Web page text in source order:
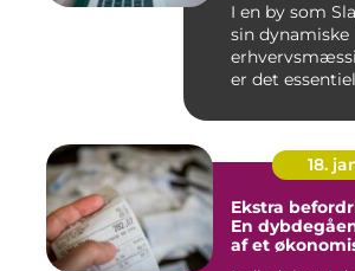
I en by som
sin dynamiske
er det
18.
Ekstra
En
af et